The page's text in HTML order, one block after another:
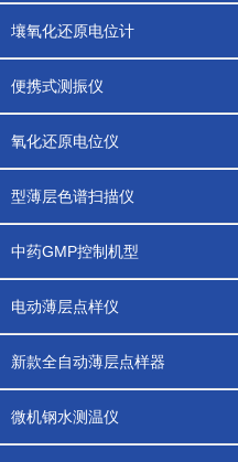
壤氧化还原电位计
便携式测振仪
氧化还原电位仪
型薄层色谱扫描仪
中药GMP控制机型
电动薄层点样仪
新款全自动薄层点样器
微机钢水测温仪